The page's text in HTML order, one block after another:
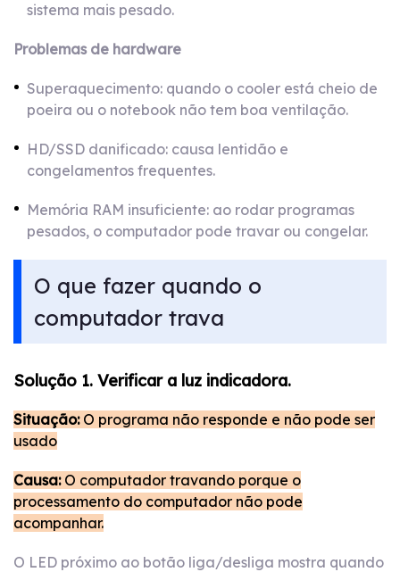
sistema mais pesado.
Problemas de hardware
Superaquecimento: quando o cooler está cheio de
poeira ou o notebook não tem boa ventilação.
HD/SSD danificado: causa lentidão e
congelamentos frequentes.
Memória RAM insuficiente: ao rodar programas
pesados, o computador pode travar ou congelar.
O que fazer quando o
computador trava
Solução 1. Verificar a luz indicadora.
Situação: O programa não responde e não pode ser
usado
Causa: O computador travando porque o
processamento do computador não pode
acompanhar.
O LED próximo ao botão liga/desliga mostra quando